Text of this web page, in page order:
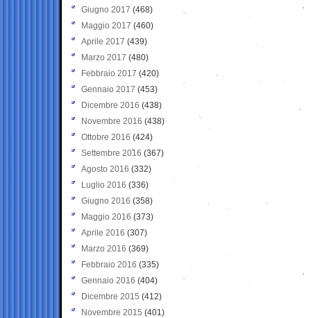
Giugno 2017 (468)
Maggio 2017 (460)
Aprile 2017 (439)
Marzo 2017 (480)
Febbraio 2017 (420)
Gennaio 2017 (453)
Dicembre 2016 (438)
Novembre 2016 (438)
Ottobre 2016 (424)
Settembre 2016 (367)
Agosto 2016 (332)
Luglio 2016 (336)
Giugno 2016 (358)
Maggio 2016 (373)
Aprile 2016 (307)
Marzo 2016 (369)
Febbraio 2016 (335)
Gennaio 2016 (404)
Dicembre 2015 (412)
Novembre 2015 (401)